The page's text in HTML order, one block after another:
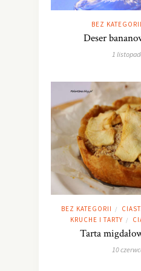
BEZ KATEGORII
Deser
1
BEZ KATEGORII /
KRUCHE I TARTY /
Tarta
10